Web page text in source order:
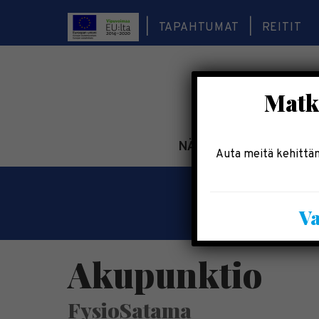
TAPAHTUMAT REITIT
NÄE & KOE TEE &
Akupunktio
FysioSatama
Auta meitä